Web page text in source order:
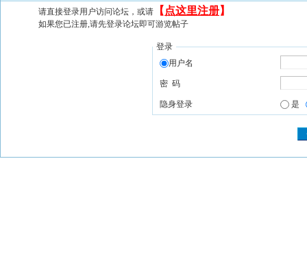
请直接登录用户访问论坛，或请 【 点这里注册】
如果您已注册,请先登录论坛即可游览帖子
登录
用户名
密 码
隐身登录 是